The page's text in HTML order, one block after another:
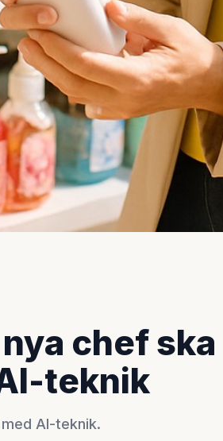
chef ska
teknik
AI-teknik.